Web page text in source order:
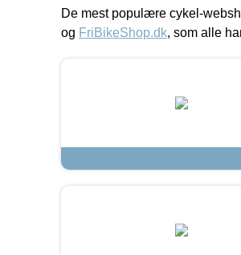
De mest populære cykel-
og FriBikeShop.dk, som alle